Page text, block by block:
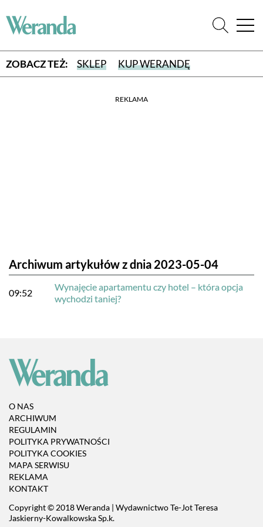
ZOBACZ TEŻ: SKLEP KUP WERANDĘ
REKLAMA
Archiwum artykułów z dnia 2023-05-04
09:52
Wynajęcie apartamentu czy hotel – która opcja
wychodzi taniej?
O NAS
ARCHIWUM
REGULAMIN
POLITYKA PRYWATNOŚCI
POLITYKA COOKIES
MAPA SERWISU
REKLAMA
KONTAKT
Copyright © 2018 Weranda | Wydawnictwo Te-Jot Teresa
Jaskierny-Kowalkowska Sp.k.